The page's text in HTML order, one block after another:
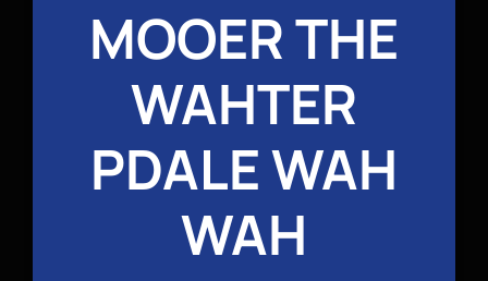
MOOER THE
WAHTER
PDALE WAH
WAH